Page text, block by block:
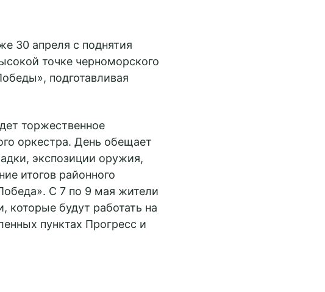
30 апреля с поднятия
точке черноморского
подготавливая
торжественное
оркестра. День обещает
экспозиции оружия,
итогов районного
С 7 по 9 мая жители
которые будут работать на
пунктах Прогресс и